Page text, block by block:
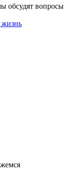
обсудят вопросы
жизнь